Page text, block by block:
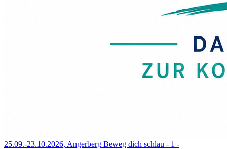
25.09.-23.10.2026, Angerberg Beweg dich schlau - 1 -